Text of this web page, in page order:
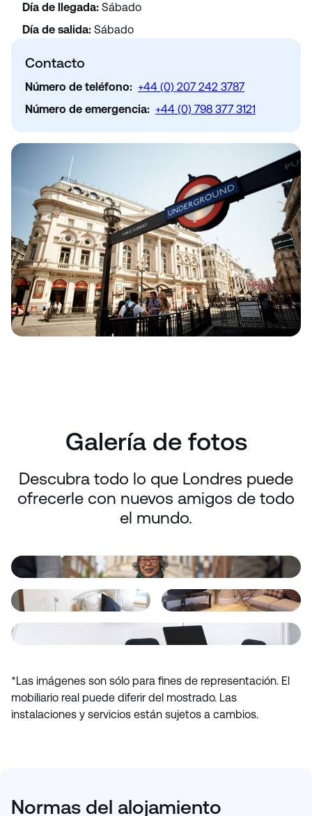
Día de llegada: Sábado
Día de salida: Sábado
Contacto
Número de teléfono: +44 (0) 207 242 3787
Número de emergencia: +44 (0) 798 377 3121
Galería de fotos
Descubra todo lo que Londres puede
ofrecerle con nuevos amigos de todo
el mundo.
*Las imágenes son sólo para fines de representación. El
mobiliario real puede diferir del mostrado. Las
instalaciones y servicios están sujetos a cambios.
Normas del alojamiento